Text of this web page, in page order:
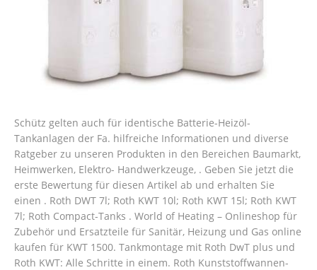
Schütz gelten auch für identische Batterie-Heizöl-
Tankanlagen der Fa. hilfreiche Informationen und diverse
Ratgeber zu unseren Produkten in den Bereichen Baumarkt,
Heimwerken, Elektro- Handwerkzeuge, . Geben Sie jetzt die
erste Bewertung für diesen Artikel ab und erhalten Sie
einen . Roth DWT 7l; Roth KWT 10l; Roth KWT 15l; Roth KWT
7l; Roth Compact-Tanks . World of Heating – Onlineshop für
Zubehör und Ersatzteile für Sanitär, Heizung und Gas online
kaufen für KWT 1500. Tankmontage mit Roth DwT plus und
Roth KWT: Alle Schritte in einem. Roth Kunststoffwannen-